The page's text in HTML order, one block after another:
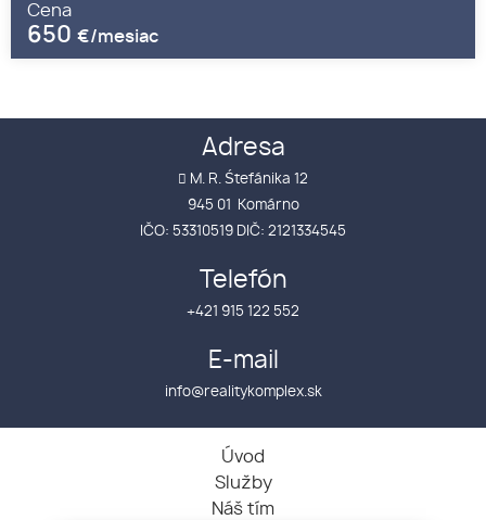
Cena
650 €/mesiac
Adresa
M. R. Śtefánika 12
945 01 Komárno
IČO: 53310519 DIČ: 2121334545
Telefón
+421 915 122 552
E-mail
info@realitykomplex.sk
Úvod
Služby
Náš tím